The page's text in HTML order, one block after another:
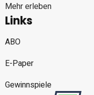
Mehr erleben
Links
ABO
E-Paper
Gewinnspiele